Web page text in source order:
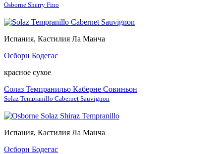
Osborne Sherry Fino
Испания, Кастилия Ла Манча
Осборн Бодегас
красное сухое
Солаз Темпранильо Каберне Совиньон
Solaz Tempranillo Cabernet Sauvignon
Испания, Кастилия Ла Манча
Осборн Бодегас